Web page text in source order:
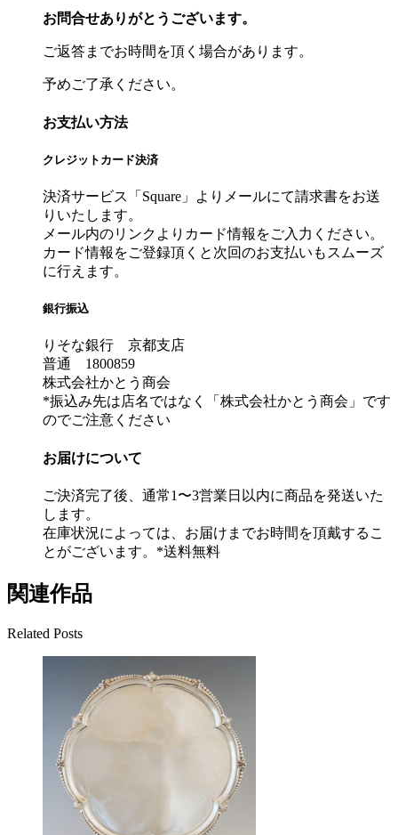
お問合せありがとうございます。
ご返答までお時間を頂く場合があります。
予めご了承ください。
お支払い方法
クレジットカード決済
決済サービス「Square」よりメールにて請求書をお送
りいたします。
メール内のリンクよりカード情報をご入力ください。
カード情報をご登録頂くと次回のお支払いもスムーズ
に行えます。
銀行振込
りそな銀行 京都支店
普通 1800859
株式会社かとう商会
*振込み先は店名ではなく「株式会社かとう商会」です
のでご注意ください
お届けについて
ご決済完了後、通常1〜3営業日以内に商品を発送いた
します。
在庫状況によっては、お届けまでお時間を頂戴するこ
とがございます。*送料無料
関連作品
Related Posts